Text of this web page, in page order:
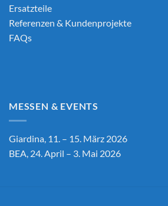
Ersatzteile
Referenzen & Kundenprojekte
FAQs
MESSEN & EVENTS
Giardina, 11. – 15. März 2026
BEA, 24. April – 3. Mai 2026